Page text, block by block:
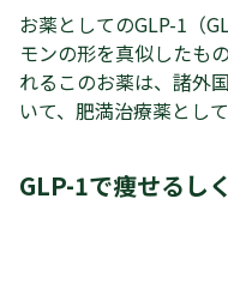
お薬としてのGLP-1（
モンの形を真似したも
れるこのお薬は、諸外
いて、肥満治療薬とし
GLP-1で痩せるし